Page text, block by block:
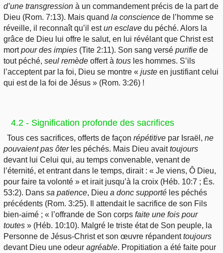
d’une transgression à un commandement précis de la part de
Dieu (Rom. 7:13). Mais quand la conscience de l’homme se
réveille, il reconnaît qu’il estun esclave du péché. Alors la
grâce de Dieu lui offre le salut, en lui révélant que Christ est
mortpour des impies (Tite 2:11). Son sang versé purifie de
tout péché, seul remède offert à tous les hommes. S’ils
l’acceptent par la foi, Dieu se montre « juste en justifiant celui
qui est de la foi de Jésus » (Rom. 3:26) !
4.2 - Signification profonde des sacrifices
Tous ces sacrifices, offerts de façonrépétitive par Israël,ne
pouvaient pas ôterles péchés. Mais Dieu avaittoujours
devant lui Celui qui, au temps convenable, venant de
l’éternité, et entrant dans le temps, dirait : « Je viens, Ô Dieu,
pour faire ta volonté » et irait jusqu’à la croix (Héb. 10:7 ; És.
53:2). Dans sa patience, Dieu a donc supporté les péchés
précédents (Rom. 3:25). Il attendait le sacrifice de son Fils
bien-aimé ; « l’offrande de Son corps faite une fois pour
toutes » (Héb. 10:10). Malgré le triste état de Son peuple, la
Personne de Jésus-Christ et son œuvre répandenttoujours
devant Dieu une odeur agréable. Propitiation a été faite pour